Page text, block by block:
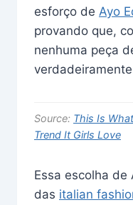
esforço de Ayo
provando que,
nenhuma peça
Source: This Is
Trend It Girls Love
Essa escolha de
das italian